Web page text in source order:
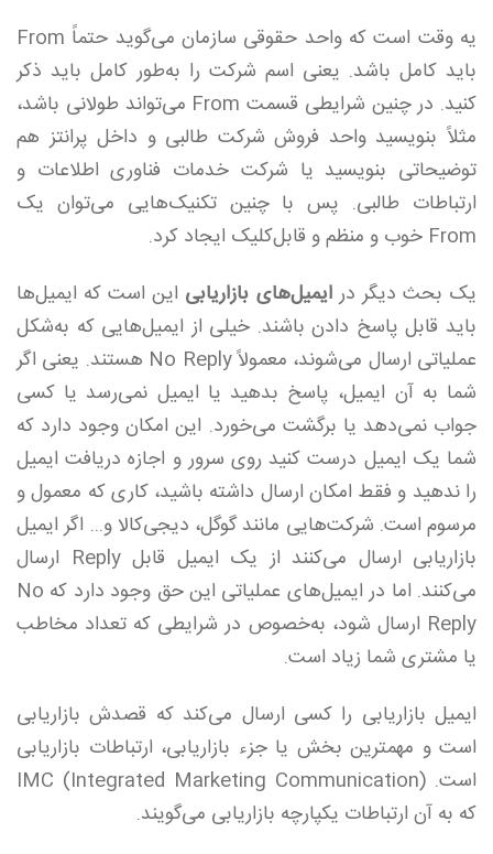
یه وقت است که واحد حقوقی سازمان می‌گوید حتماً From
باید کامل باشد. یعنی اسم شرکت را به‌طور کامل باید ذکر
کنید. در چنین شرایطی قسمت From می‌تواند طولانی باشد،
مثلاً بنویسید واحد فروش شرکت طالبی و داخل پرانتز هم
توضیحاتی بنویسید یا شرکت خدمات فناوری اطلاعات و
ارتباطات طالبی. پس با چنین تکنیک‌هایی می‌توان یک
From خوب و منظم و قابل‌کلیک ایجاد کرد.
یک بحث دیگر درایمیل‌های بازاریابی این است که ایمیل‌ها
باید قابل‌ پاسخ دادن باشند. خیلی از ایمیل‌هایی که به‌شکل
عملیاتی ارسال می‌شوند، معمولاً No Reply هستند. یعنی اگر
شما به آن ایمیل، پاسخ بدهید یا ایمیل نمی‌رسد یا کسی
جواب نمی‌دهد یا برگشت می‌خورد. این امکان وجود دارد که
شما یک ایمیل درست کنید روی سرور و اجازه دریافت ایمیل
را ندهید و فقط امکان ارسال داشته باشید، کاری که معمول و
مرسوم است. شرکت‌هایی مانند گوگل، دیجی‌کالا و... اگر ایمیل
بازاریابی ارسال می‌کنند از یک ایمیل قابل Reply ارسال
می‌کنند. اما در ایمیل‌های عملیاتی این حق وجود دارد که No
Reply ارسال شود
، به‌خصوص در شرایطی که تعداد مخاطب
یا مشتری شما زیاد است.
ایمیل بازاریابی را کسی ارسال می‌کند که قصدش بازاریابی
است و مهمترین بخش یا جزء بازاریابی، ارتباطات بازاریابی
است. IMC (Integrated Marketing Communication)
که به آن ارتباطات یکپارچه بازاریابی می‌گویند.